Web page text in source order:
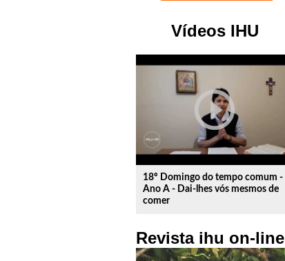
Vídeos IHU
play_circle_outline
18º Domingo do tempo comum -
Ano A - Dai-lhes vós mesmos de
comer
Revista ihu on-line